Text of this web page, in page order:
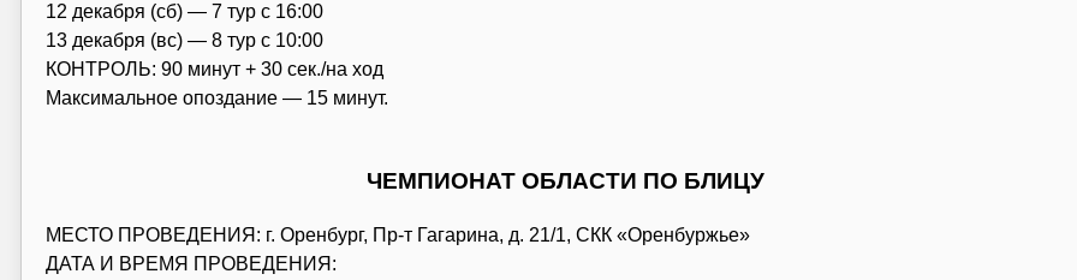
12 декабря (сб) — 7 тур с 16:00
13 декабря (вс) — 8 тур с 10:00
КОНТРОЛЬ: 90 минут + 30 сек./на ход
Максимальное опоздание — 15 минут.
ЧЕМПИОНАТ ОБЛАСТИ ПО БЛИЦУ
МЕСТО ПРОВЕДЕНИЯ: г. Оренбург, Пр-т Гагарина, д. 21/1, СКК «Оренбуржье»
ДАТА И ВРЕМЯ ПРОВЕДЕНИЯ: